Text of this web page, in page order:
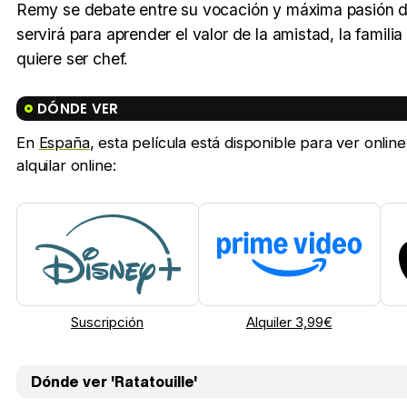
Remy se debate entre su vocación y máxima
servirá para aprender el valor de la amistad, la
quiere ser chef.
DÓNDE VER
En España, esta película está disponible para ver
alquilar online:
Suscripción Alquiler 3,99€
Dónde ver 'Ratatouille'